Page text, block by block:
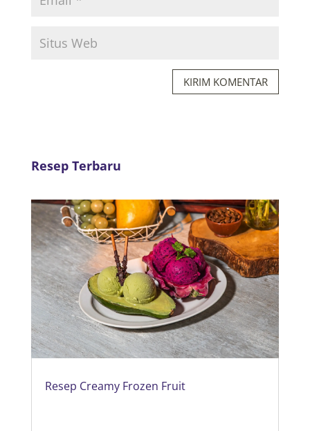
KIRIM KOMENTAR
Resep Terbaru
Resep Creamy Frozen Fruit